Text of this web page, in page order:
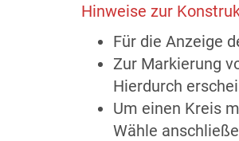
Hinweise zur
Für die Anzeige
Zur Markierung
Hierdurch
Um einen Kreis
Wähle